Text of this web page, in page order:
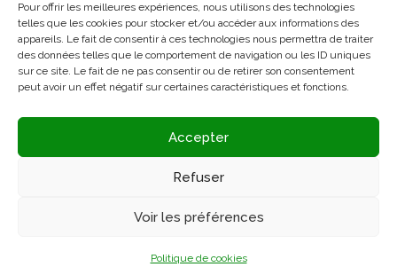
Pour offrir les meilleures expériences, nous utilisons des technologies
telles que les cookies pour stocker et/ou accéder aux informations des
appareils. Le fait de consentir à ces technologies nous permettra de traiter
des données telles que le comportement de navigation ou les ID uniques
sur ce site. Le fait de ne pas consentir ou de retirer son consentement
peut avoir un effet négatif sur certaines caractéristiques et fonctions.
Accepter
Refuser
Voir les préférences
Politique de cookies
dans
un
nouvel
onglet
Apprendre Le Coran Simplement